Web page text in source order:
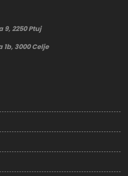
9, 2250 Ptuj
1b, 3000 Celje